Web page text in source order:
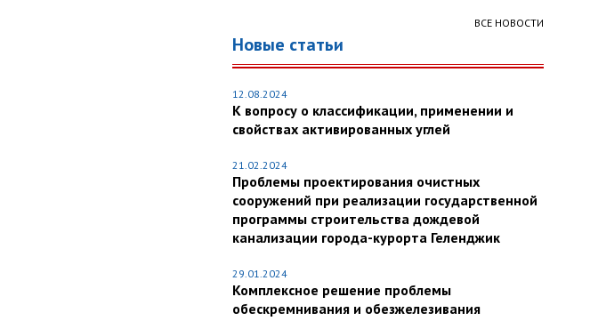
ВСЕ НОВОСТИ
Новые статьи
12.08.2024
К вопросу о классификации, применении и
свойствах активированных углей
21.02.2024
Проблемы проектирования очистных
сооружений при реализации государственной
программы строительства дождевой
канализации города-курорта Геленджик
29.01.2024
Комплексное решение проблемы
обескремнивания и обезжелезивания